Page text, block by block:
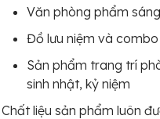
Văn phòng phẩm
Đồ lưu niệm và
Sản phẩm trang trí
sinh nhật, kỷ niệm
Chất liệu sản phẩm luôn